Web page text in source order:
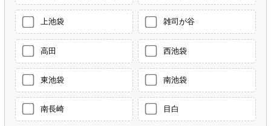
上池袋 雑司が谷
高田 西池袋
東池袋 南池袋
南長崎 目白